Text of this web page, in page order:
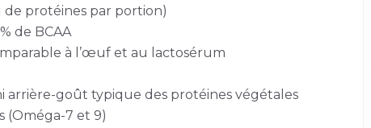
de protéines par portion)
de BCAA
à l’œuf et au lactosérum
arrière-goût typique des protéines végétales
(Oméga-7 et 9)